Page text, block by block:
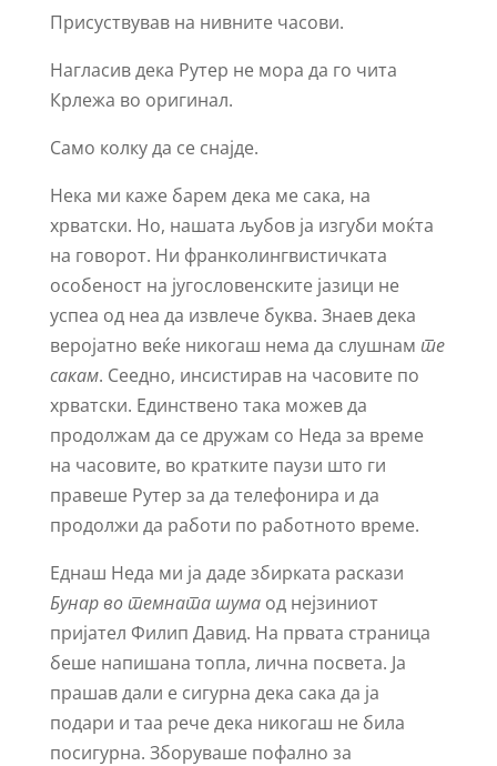
Присуствував на нивните часови.
Нагласив дека Рутер не мора да го чита
Крлежа во оригинал.
Само колку да се снајде.
Нека ми каже барем дека ме сака, на
хрватски. Но, нашата љубов ја изгуби моќта
на говорот. Ни франколингвистичката
особеност на југословенските јазици не
успеа од неа да извлече буква. Знаев дека
веројатно веќе никогаш нема да слушнам те
сакам. Сеедно, инсистирав на часовите по
хрватски. Единствено така можев да
продолжам да се дружам со Неда за време
на часовите, во кратките паузи што ги
правеше Рутер за да телефонира и да
продолжи да работи по работното време.
Еднаш Неда ми ја даде збирката раскази
Бунар во темната шумаод нејзиниот
пријател Филип Давид. На првата страница
беше напишана топла, лична посвета. Ја
прашав дали е сигурна дека сака да ја
подари и таа рече дека никогаш не била
посигурна. Зборуваше пофално за